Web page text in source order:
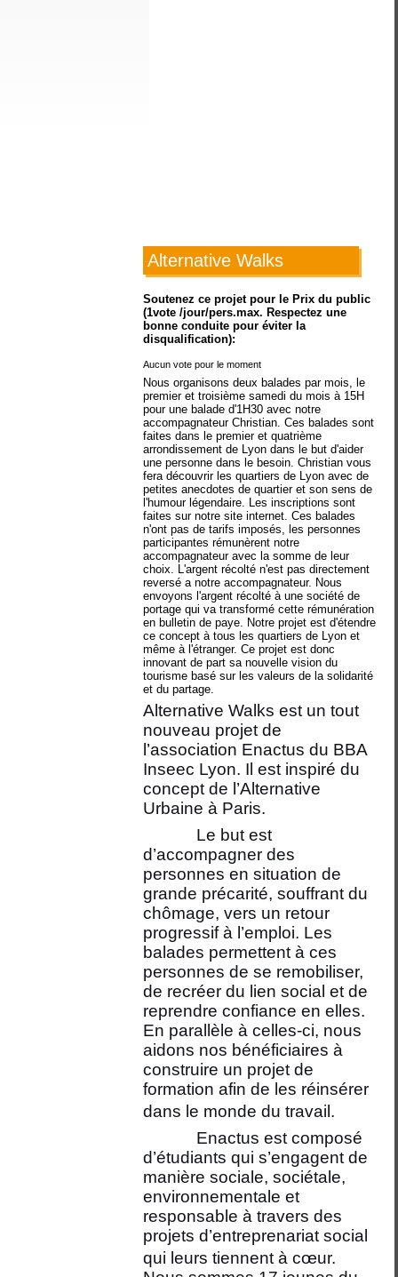
Alternative Walks
Soutenez ce projet pour le Prix du public
(1vote /jour/pers.max. Respectez une
bonne conduite pour éviter la
disqualification):
Aucun vote pour le moment
Nous organisons deux balades par mois, le
premier et troisième samedi du mois à 15H
pour une balade d'1H30 avec notre
accompagnateur Christian. Ces balades sont
faites dans le premier et quatrième
arrondissement de Lyon dans le but d'aider
une personne dans le besoin. Christian vous
fera découvrir les quartiers de Lyon avec de
petites anecdotes de quartier et son sens de
l'humour légendaire. Les inscriptions sont
faites sur notre site internet. Ces balades
n'ont pas de tarifs imposés, les personnes
participantes rémunèrent notre
accompagnateur avec la somme de leur
choix. L'argent récolté n'est pas directement
reversé a notre accompagnateur. Nous
envoyons l'argent récolté à une société de
portage qui va transformé cette rémunération
en bulletin de paye. Notre projet est d'étendre
ce concept à tous les quartiers de Lyon et
même à l'étranger. Ce projet est donc
innovant de part sa nouvelle vision du
tourisme basé sur les valeurs de la solidarité
et du partage.
Alternative Walks est un tout
nouveau projet de
l’association Enactus du BBA
Inseec Lyon. Il est inspiré du
concept de l’Alternative
Urbaine à Paris.
Le but est
d’accompagner des
personnes en situation de
grande précarité, souffrant du
chômage, vers un retour
progressif à l’emploi. Les
balades permettent à ces
personnes de se remobiliser,
de recréer du lien social et de
reprendre confiance en elles.
En parallèle à celles-ci, nous
aidons nos bénéficiaires à
construire un projet de
formation afin de les réinsérer
dans le monde du travail.
Enactus est composé
d’étudiants qui s’engagent de
manière sociale, sociétale,
environnementale et
responsable à travers des
projets d’entreprenariat social
qui leurs tiennent à cœur.